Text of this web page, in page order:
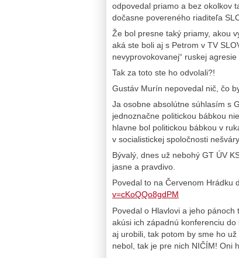
odpovedal priamo a bez okolkov
dočasne povereného riaditeľa
Že bol presne taký priamy, akou
aká ste boli aj s Petrom v TV
nevyprovokovanej“ ruskej
Tak za toto ste ho odvolali?!
Gustáv Murín nepovedal nič, čo
Ja osobne absolútne súhlasím s
jednoznačne politickou bábkou
hlavne bol politickou bábkou v
v socialistickej spoločnosti
Bývalý, dnes už nebohý GT ÚV
jasne a pravdivo.
Povedal to na Červenom Hrádku
v=cKoQQo8gdPM
Povedal o Hlavlovi a jeho
akúsi ich západnú konferenciu
aj urobili, tak potom by sme ho
nebol, tak je pre nich NIČÍM! Oni